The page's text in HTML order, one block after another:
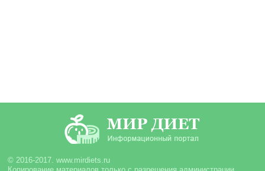
© 2016-2017. www.mirdiets.ru